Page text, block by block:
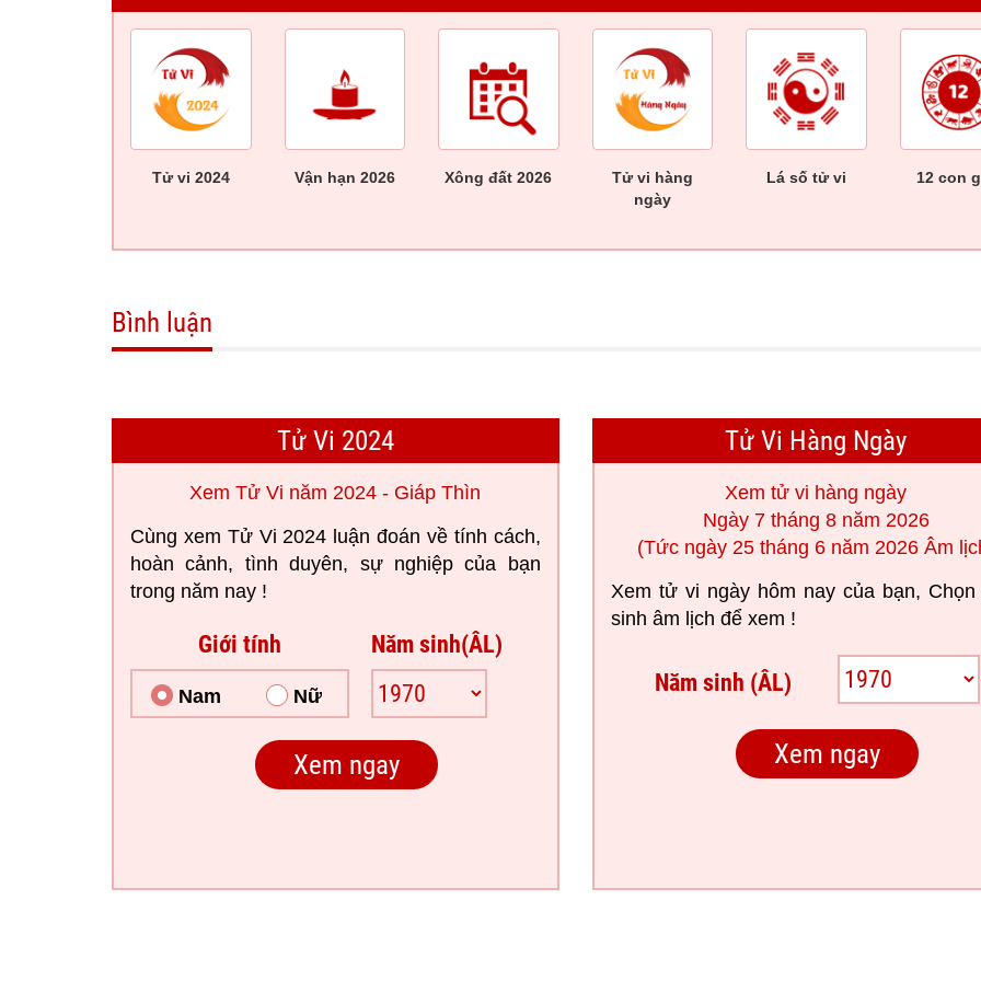
Tử vi 2024 Vận hạn 2026 Xông đất 2026
Tử vi hàng
ngày
Lá số tử vi 12 con
Bình luận
Tử Vi 2024
Xem Tử Vi năm 2024 - Giáp Thìn
Cùng xem Tử Vi 2024 luận đoán về tính cách,
hoàn cảnh, tình duyên, sự nghiệp của bạn
trong năm nay !
Giới tính
Nam Nữ
Năm sinh(ÂL)
Tử Vi Hàng Ngày
Xem tử vi hàng ngày
Ngày 7 tháng 8 năm 2026
(Tức ngày 25 tháng 6 năm 2026 Âm
Xem tử vi ngày hôm nay của bạn, Chọn
sinh âm lịch để xem !
Năm sinh (ÂL)